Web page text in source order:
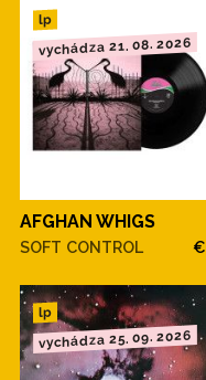
lp
vychádza 21. 08. 2026
AFGHAN WHIGS
SOFT CONTROL €
lp
vychádza 25. 09. 2026